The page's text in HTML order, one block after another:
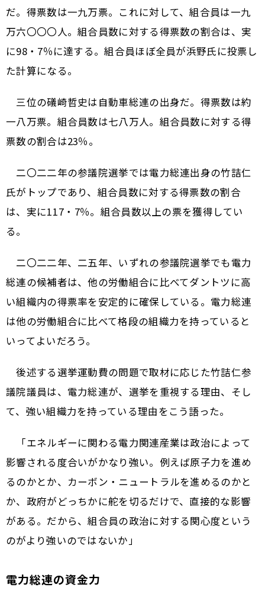
だ。得票数は一九万票。これに対して、組合員は一九
万六〇〇〇人。組合員数に対する得票数の割合は、実
に98・7％に達する。組合員ほぼ全員が浜野氏に投票し
た計算になる。
三位の礒崎哲史は自動車総連の出身だ。得票数は約
一八万票。組合員数は七八万人。組合員数に対する得
票数の割合は23％。
二〇二二年の参議院選挙では電力総連出身の竹詰仁
氏がトップであり、組合員数に対する得票数の割合
は、実に11 7・7％。組合員数以上の票を獲得してい
る。
二〇二二年、二五年、いずれの参議院選挙でも電力
総連の候補者は、他の労働組合に比べてダントツに高
い組織内の得票率を安定的に確保している。電力総連
は他の労働組合に比べて格段の組織力を持っていると
いってよいだろう。
後述する選挙運動費の問題で取材に応じた竹詰仁参
議院議員は、電力総連が、選挙を重視する理由、そし
て、強い組織力を持っている理由をこう語った。
「エネルギーに関わる電力関連産業は政治によって
影響される度合いがかなり強い。例えば原子力を進め
るのかとか、カーボン・ニュートラルを進めるのかと
か、政府がどっちかに舵を切るだけで、直接的な影響
がある。だから、組合員の政治に対する関心度という
のがより強いのではないか」
電力総連の資金力